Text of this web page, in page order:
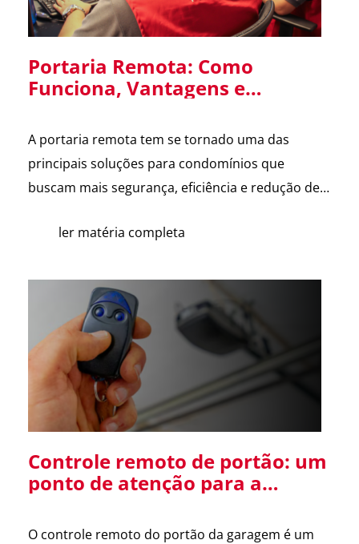
Portaria Remota: Como
Funciona, Vantagens e
Condomínios
A portaria remota tem se tornado uma das
principais soluções para condomínios que
buscam mais segurança, eficiência e redução de
dificuldade na contratação de mão de obra, cada
avaliando essa alternativa. Para esclarecer as
principais dúvidas, reunimos cortes do nosso
Diretor […]
ler matéria completa
Controle remoto de portão: um
ponto de atenção para a
O controle remoto do portão da garagem é um